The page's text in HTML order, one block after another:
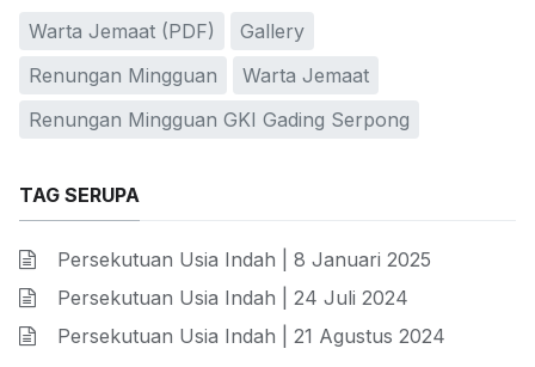
Warta Jemaat (PDF)
Gallery
Renungan Mingguan
Warta Jemaat
Renungan Mingguan GKI Gading Serpong
TAG SERUPA
Persekutuan Usia Indah | 8 Januari 2025
Persekutuan Usia Indah | 24 Juli 2024
Persekutuan Usia Indah | 21 Agustus 2024